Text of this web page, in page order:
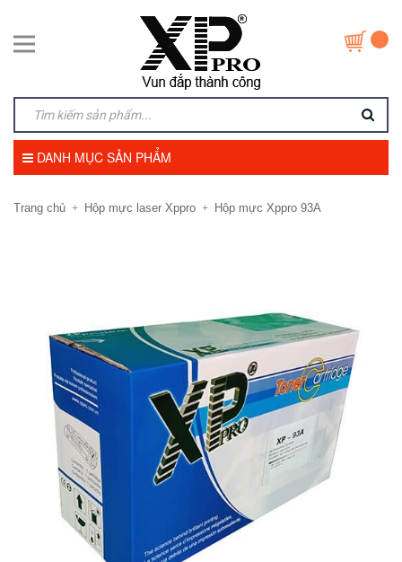
DANH MỤC SẢN PHẨM
Trang chủ + Hộp mực laser Xppro + Hộp mực Xppro 93A